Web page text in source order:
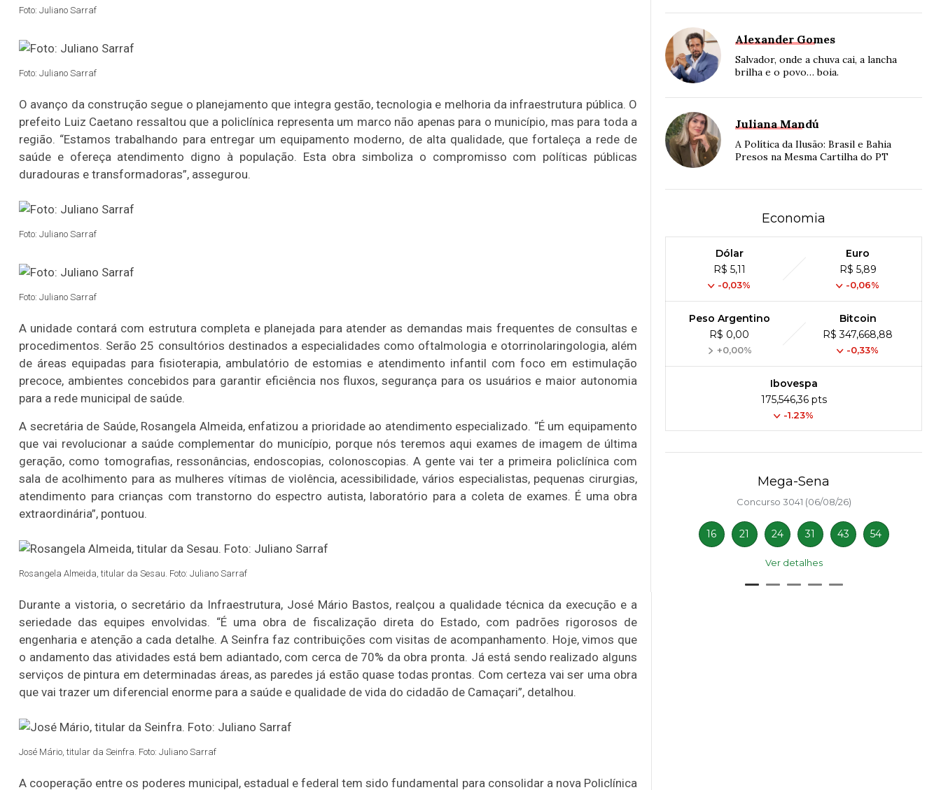
Foto: Juliano Sarraf
Foto: Juliano Sarraf
O avanço da construção segue o planejamento que integra gestão, tecnologia e melhoria da infraestrutura pública. O
prefeito Luiz Caetano ressaltou que a policlínica representa um marco não apenas para o município, mas para toda a
região. “Estamos trabalhando para entregar um equipamento moderno, de alta qualidade, que fortaleça a rede de
saúde e ofereça atendimento digno à população. Esta obra simboliza o compromisso com políticas públicas
duradouras e transformadoras”, assegurou.
Foto: Juliano Sarraf
Foto: Juliano Sarraf
A unidade contará com estrutura completa e planejada para atender as demandas mais frequentes de consultas e
procedimentos. Serão 25 consultórios destinados a especialidades como oftalmologia e otorrinolaringologia, além
de áreas equipadas para fisioterapia, ambulatório de estomias e atendimento infantil com foco em estimulação
precoce, ambientes concebidos para garantir eficiência nos fluxos, segurança para os usuários e maior autonomia
para a rede municipal de saúde.
A secretária de Saúde, Rosangela Almeida, enfatizou a prioridade ao atendimento especializado. “É um equipamento
que vai revolucionar a saúde complementar do município, porque nós teremos aqui exames de imagem de última
geração, como tomografias, ressonâncias, endoscopias, colonoscopias. A gente vai ter a primeira policlínica com
sala de acolhimento para as mulheres vítimas de violência, acessibilidade, vários especialistas, pequenas cirurgias,
atendimento para crianças com transtorno do espectro autista, laboratório para a coleta de exames. É uma obra
extraordinária”, pontuou.
Rosangela Almeida, titular da Sesau. Foto: Juliano Sarraf
Durante a vistoria, o secretário da Infraestrutura, José Mário Bastos, realçou a qualidade técnica da execução e a
seriedade das equipes envolvidas. “É uma obra de fiscalização direta do Estado, com padrões rigorosos de
engenharia e atenção a cada detalhe. A Seinfra faz contribuições com visitas de acompanhamento. Hoje, vimos que
o andamento das atividades está bem adiantado, com cerca de 70% da obra pronta. Já está sendo realizado alguns
serviços de pintura em determinadas áreas, as paredes já estão quase todas prontas. Com certeza vai ser uma obra
que vai trazer um diferencial enorme para a saúde e qualidade de vida do cidadão de Camaçari”, detalhou.
José Mário, titular da Seinfra. Foto: Juliano Sarraf
A cooperação entre os poderes municipal, estadual e federal tem sido fundamental para consolidar a nova Policlínica
Alexander Gomes
Salvador, onde a chuva cai, a lancha
brilha e o povo… boia.
Juliana Mandú
A Política da Ilusão: Brasil e Bahia
Presos na Mesma Cartilha do PT
Economia
Dólar
R$ 5,11
-0,03%
Euro
R$ 5,89
-0,06%
Peso Argentino
R$ 0,00
+0,00%
Bitcoin
R$ 347,668,88
-0,33%
Ibovespa
175,546,36 pts
-1.23%
3755 (06/08/26)
detalhes
Lotomania
Concurso 2959 (05/08/26)
Ver detalhes
Duplasena
Concurso 2992 (05/08/26)
Mega-Sena
Concurso 3041 (06/08/26)
16 21 24 31 43 54
Ver detalhes